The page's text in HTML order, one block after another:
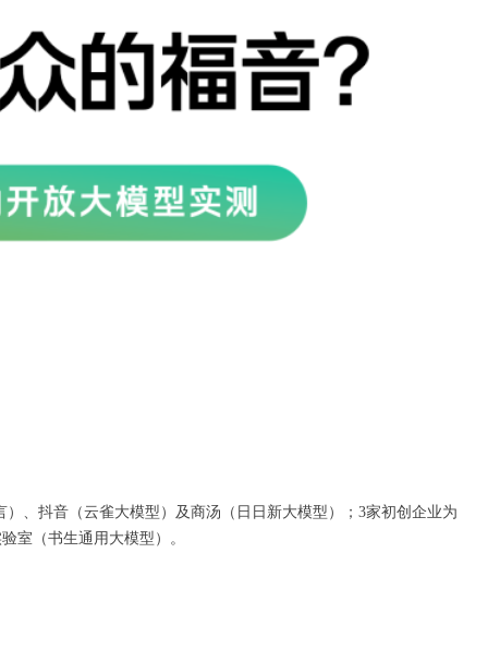
、抖音（云雀大模型）及商汤（日日新大模型）；3家初创企业为
室（书生通用大模型）。